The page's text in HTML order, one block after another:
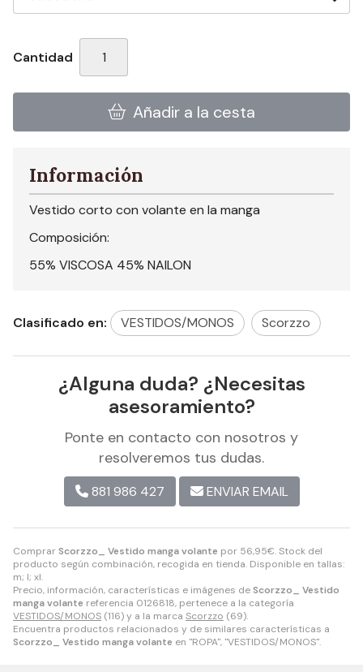
Cantidad
Añadir a la cesta
ComprarScorzzo_ Vestido manga volante por 56,95€. Stock del
producto según combinación, recogida en tienda. Disponible en tallas:
m; l; xl.
Precio, información, características e imágenes deScorzzo_ Vestido
manga volante referencia 0126818, pertenece a la categoría
VESTIDOS/MONOS (116) y a la marca Scorzzo (69).
Encuentra productos relacionados y de similares características a
Scorzzo_ Vestido manga volante en "ROPA", "VESTIDOS/MONOS".
Información
Vestido corto con volante en la manga
Composición:
55% VISCOSA 45% NAILON
Clasificado en: VESTIDOS/MONOS Scorzzo
¿Alguna duda? ¿Necesitas
asesoramiento?
Ponte en contacto con nosotros y
resolveremos tus dudas.
881 986 427 ENVIAR EMAIL